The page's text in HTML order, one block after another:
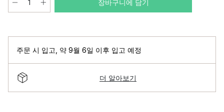
장바구니에 담기
주문 시 입고 약 9월 6일 이후 입고 예정
더 알아보기